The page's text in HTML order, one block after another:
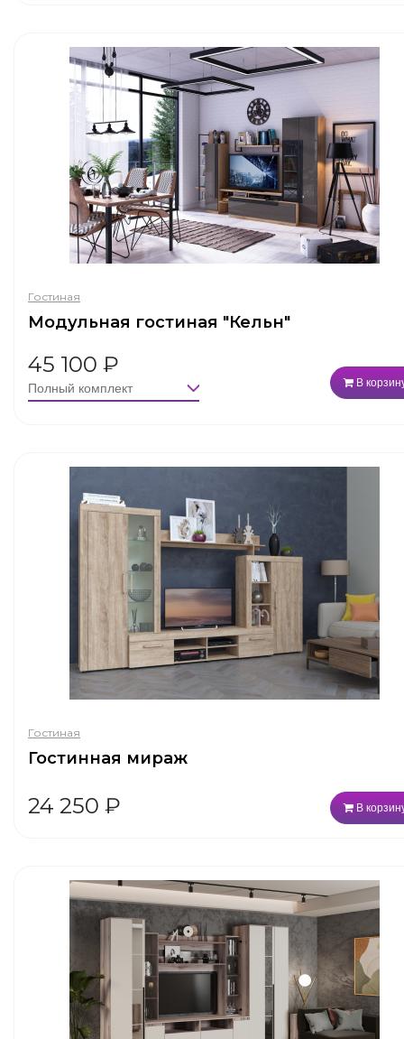
Гостиная
Модульная гостиная "Кельн"
45 100 ₽
В
Гостиная
Гостинная мираж
24 250 ₽ В